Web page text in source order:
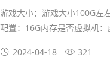
游戏大小：游戏大小100G
配置：16G内存是否虚拟机
2024-04-18 321